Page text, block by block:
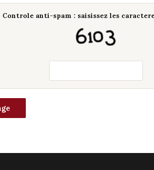
Controle anti-spam : saisissez les